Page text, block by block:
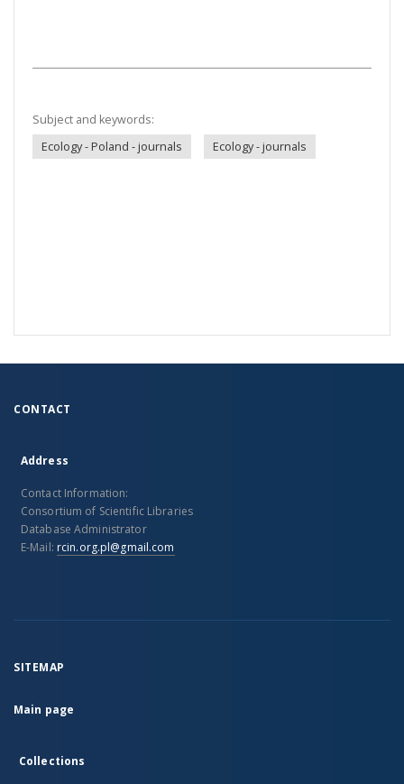
Subject and keywords:
Ecology - Poland - journals
Ecology - journals
CONTACT
Address
Contact Information:
Consortium of Scientific Libraries
Database Administrator
E-Mail: rcin.org.pl@gmail.com
SITEMAP
Main page
Collections